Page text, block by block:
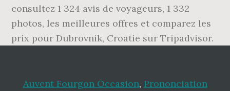
consultez 1 324 avis de voyageurs, 1 332
photos, les meilleures offres et comparez les
prix pour Dubrovnik, Croatie sur Tripadvisor.
Auvent Fourgon Occasion, Prononciation